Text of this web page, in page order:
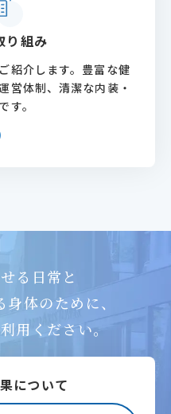
り組み
紹介します。豊富な健
営体制、清潔な内装・
す。
る日常と
体のために、
用ください。
について